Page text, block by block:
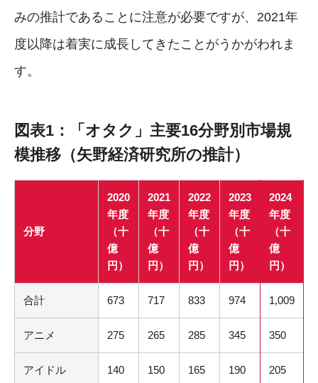
みの推計であることに注意が必要ですが、2021年
度以降は着実に成長してきたことがうかがわれま
す。
図表1：「オタク」主要16分野別市場規
模推移（矢野経済研究所の推計）
分野
2020
年度
（十
億
円）
2021
年度
（十
億
円）
2022
年度
（十
億
円）
2023
年度
（十
億
円）
2024
年度
（十
億
円）
合計 673 717 833 974 1,009
アニメ 275 265 285 345 350
アイドル 140 150 165 190 205